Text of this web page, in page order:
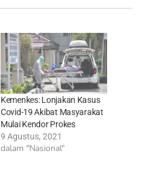
Kemenkes: Lonjakan Kasus
Covid-19 Akibat Masyarakat
Mulai Kendor Prokes
9 Agustus, 2021
dalam "Nasional"